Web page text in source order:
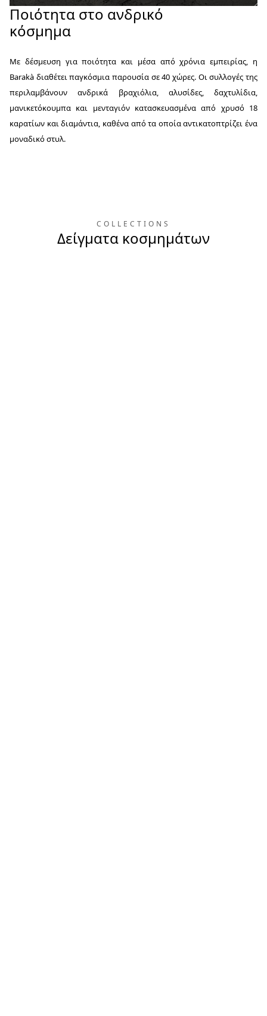
Ποιότητα στο ανδρικό
κόσμημα
Με δέσμευση για ποιότητα και μέσα από χρόνια εμπειρίας, η
Barakà διαθέτει παγκόσμια παρουσία σε 40 χώρες. Οι συλλογές της
περιλαμβάνουν ανδρικά βραχιόλια, αλυσίδες, δαχτυλίδια,
μανικετόκουμπα και μενταγιόν κατασκευασμένα από χρυσό 18
καρατίων και διαμάντια, καθένα από τα οποία αντικατοπτρίζει ένα
μοναδικό στυλ.
COLLECTIONS
Δείγματα κοσμημάτων